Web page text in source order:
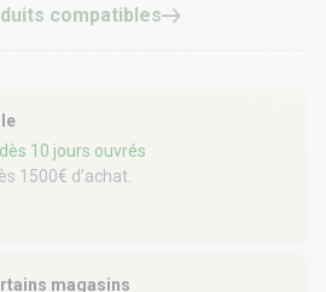
compatibles
dès 10 jours ouvrés
1500€ d’achat.
magasins